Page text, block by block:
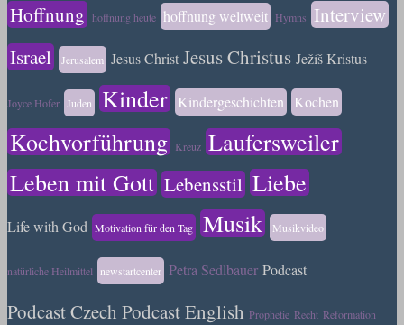
Hoffnung hoffnung heute hoffnung weltweit Hymns
Interview
Israel
Jerusalem Jesus Christ Jesus Christus Ježíš Kristus
Joyce Hofer Juden Kinder Kindergeschichten Kochen
Kochvorführung Kreuz Laufersweiler
Leben mit Gott Lebensstil Liebe
Life with God Motivation für den Tag Musik Musikvideo
natürliche Heilmittel newstartcenter Petra Sedlbauer Podcast
Podcast Czech Podcast English Prophetie Recht Reformation